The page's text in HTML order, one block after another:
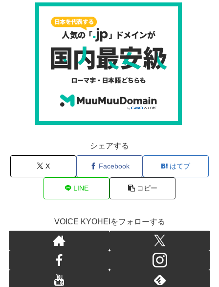
シェアする
X Facebook はてブ
LINE コピー
VOICE KYOHEIをフォローする